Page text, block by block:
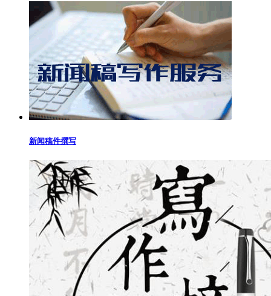
新闻稿件撰写